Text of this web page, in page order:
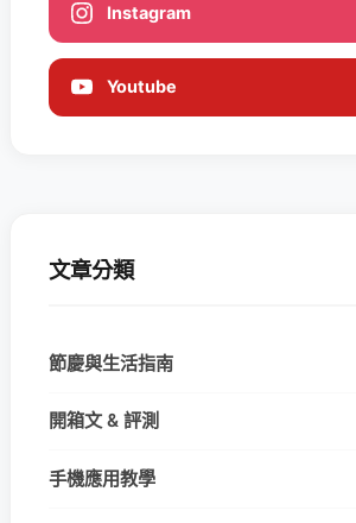
Instagram
Youtube
文章分類
節慶與生活指南
開箱文 & 評測
手機應用教學